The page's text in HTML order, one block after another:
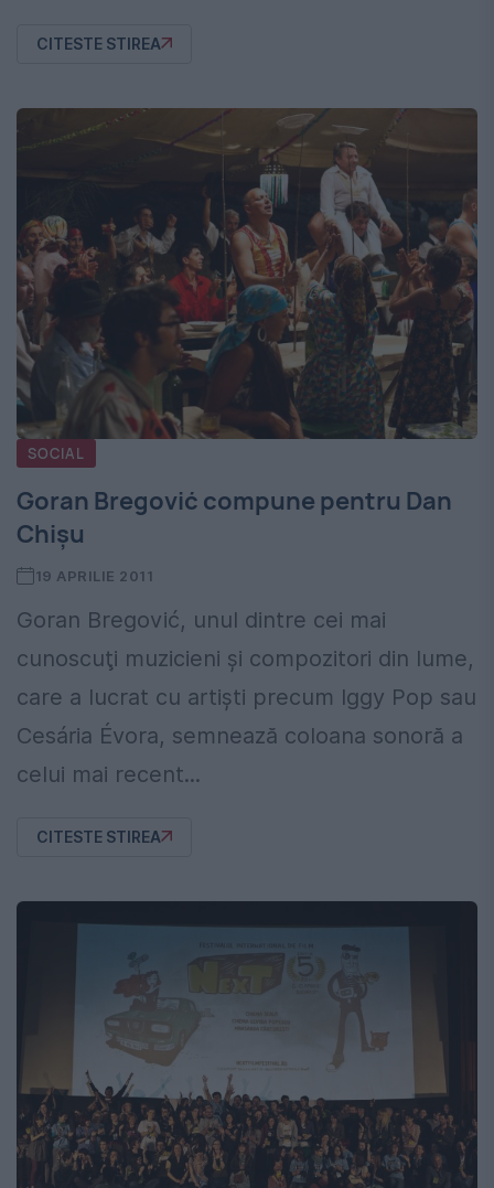
CITESTE STIREA
SOCIAL
Goran Bregović compune pentru Dan
Chişu
19 APRILIE 2011
Goran Bregović, unul dintre cei mai
cunoscuţi muzicieni şi compozitori din lume,
care a lucrat cu artişti precum Iggy Pop sau
Cesária Évora, semnează coloana sonoră a
celui mai recent...
CITESTE STIREA